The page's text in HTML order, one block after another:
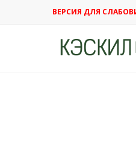
ВЕРСИЯ ДЛЯ